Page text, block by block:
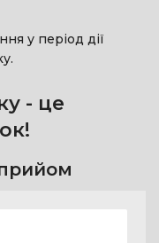
у період дії
- це